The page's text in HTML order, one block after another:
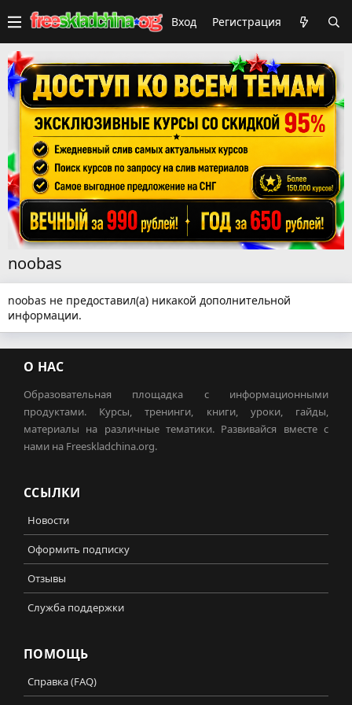
Вход Регистрация
noobas
noobas не предоставил(а) никакой дополнительной
информации.
О НАС
Образовательная площадка с информационными
продуктами. Курсы, тренинги, книги, уроки, гайды,
материалы на различные тематики. Развивайся вместе с
нами на Freeskladchina.org.
ССЫЛКИ
Новости
Оформить подписку
Отзывы
Служба поддержки
ПОМОЩЬ
Справка (FAQ)